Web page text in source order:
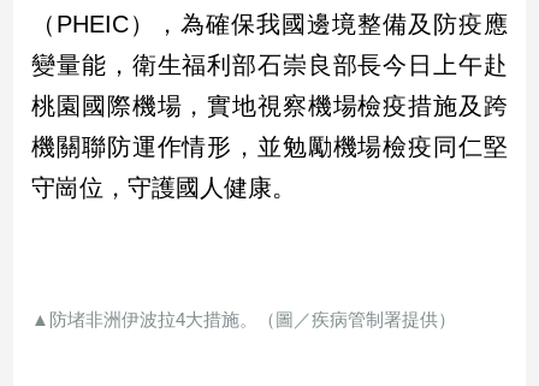
政
治
政
治
焦
點
調
（PHEIC），為確保我國邊境整備及防疫應
變量能，衛生福利部石崇良部長今日上午赴
桃園國際機場，實地視察機場檢疫措施及跨
機關聯防運作情形，並勉勵機場檢疫同仁堅
守崗位，守護國人健康。
▲防堵非洲伊波拉4大措施。（圖／疾病管制署提供）